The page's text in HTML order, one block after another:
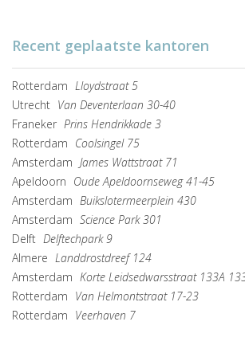
Recent geplaatste kantoren
Rotterdam Lloydstraat 5
Utrecht Van Deventerlaan 30-40
Franeker Prins Hendrikkade 3
Rotterdam Coolsingel 75
Amsterdam James Wattstraat 71
Apeldoorn Oude Apeldoornseweg 41-45
Amsterdam Buikslotermeerplein 430
Amsterdam Science Park 301
Delft Delftechpark 9
Almere Landdrostdreef 124
Amsterdam Korte Leidsedwarsstraat 133A
Rotterdam Van Helmontstraat 17-23
Rotterdam Veerhaven 7